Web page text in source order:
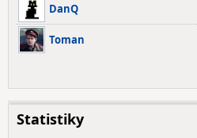
DanQ
Toman
Statistiky